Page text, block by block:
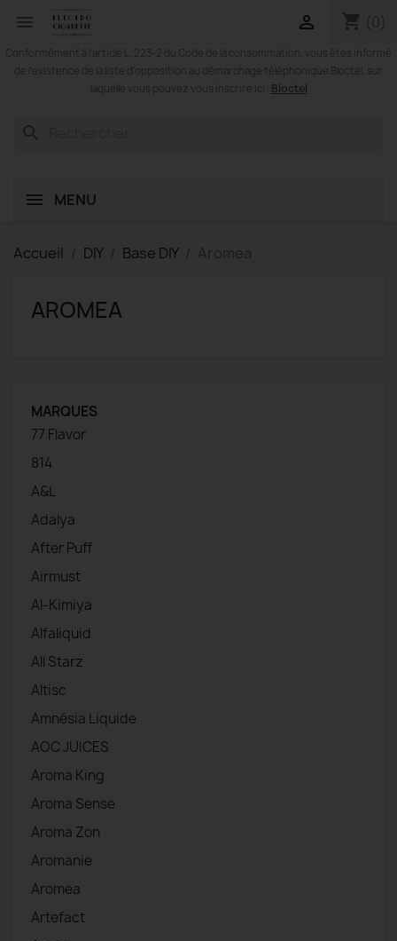
 shopping_cart (0)

Conformément à l'article L. 223-2 du Code de la consommation, vous êtes informé
de l'existence de la liste d'opposition au démarchage téléphonique Bloctel, sur
laquelle vous pouvez vous inscrire ici : Bloctel
search
MENU
Accueil DIY Base DIY Aromea
AROMEA
MARQUES
77 Flavor
814
A&L
Adalya
After Puff
Airmust
Al-Kimiya
Alfaliquid
All Starz
Altisc
Amnésia Liquide
AOC JUICES
Aroma King
Aroma Sense
Aroma Zon
Aromanie
Aromea
Artefact